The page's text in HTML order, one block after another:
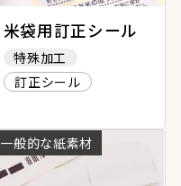
米袋用訂正シール
特殊加工
訂正シール
一般的な紙素材